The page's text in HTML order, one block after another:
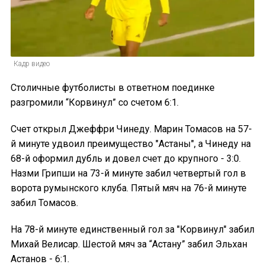
Кадр видео
Столичные футболисты в ответном поединке
разгромили “Корвинул” со счетом 6:1.
Счет открыл Джеффри Чинеду. Марин Томасов на 57-
й минуте удвоил преимущество "Астаны", а Чинеду на
68-й оформил дубль и довел счет до крупного - 3:0.
Назми Грипши на 73-й минуте забил четвертый гол в
ворота румынского клуба. Пятый мяч на 76-й минуте
забил Томасов.
На 78-й минуте единственный гол за "Корвинул" забил
Михай Велисар. Шестой мяч за “Астану” забил Эльхан
Астанов - 6:1.